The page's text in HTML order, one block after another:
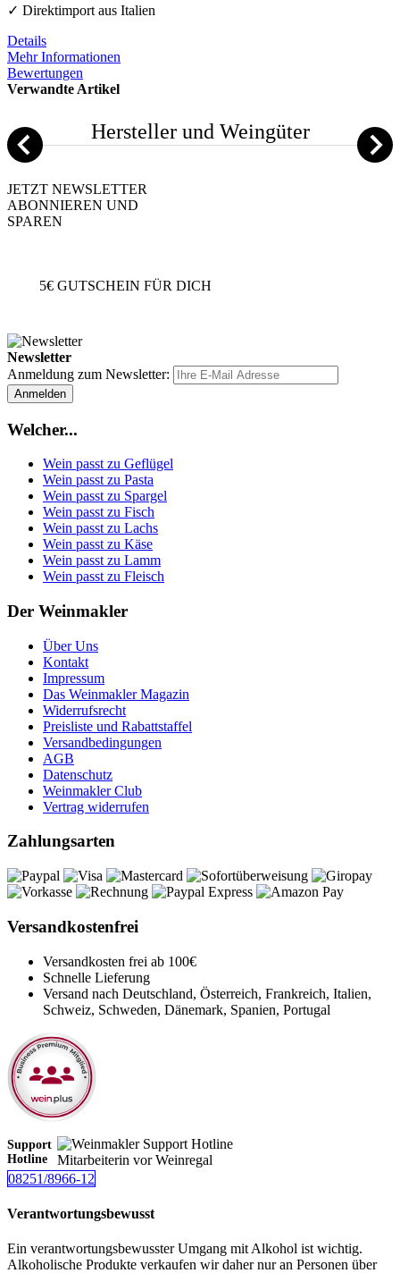
✓ Direktimport aus Italien
Details
Mehr Informationen
Bewertungen
Verwandte Artikel
Hersteller und Weingüter
JETZT NEWSLETTER
ABONNIEREN UND
SPAREN
5€ GUTSCHEIN FÜR DICH
Newsletter
Anmeldung zum Newsletter:
Anmelden
Welcher...
Wein passt zu Geflügel
Wein passt zu Pasta
Wein passt zu Spargel
Wein passt zu Fisch
Wein passt zu Lachs
Wein passt zu Käse
Wein passt zu Lamm
Wein passt zu Fleisch
Der Weinmakler
Über Uns
Kontakt
Impressum
Das Weinmakler Magazin
Widerrufsrecht
Preisliste und Rabattstaffel
Versandbedingungen
AGB
Datenschutz
Weinmakler Club
Vertrag widerrufen
Zahlungsarten
Versandkostenfrei
Versandkosten frei ab 100€
Schnelle Lieferung
Versand nach Deutschland, Österreich, Frankreich, Italien,
Schweiz, Schweden, Dänemark, Spanien, Portugal
Support
Hotline
08251/8966-12
Verantwortungsbewusst
Ein verantwortungsbewusster Umgang mit Alkohol ist wichtig.
Alkoholische Produkte verkaufen wir daher nur an Personen über